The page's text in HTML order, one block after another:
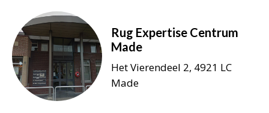
Rug Expertise Centrum
Made
Het Vierendeel 2, 4921 LC
Made